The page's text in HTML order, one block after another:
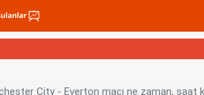
City - Everton maçı ne zaman, saat